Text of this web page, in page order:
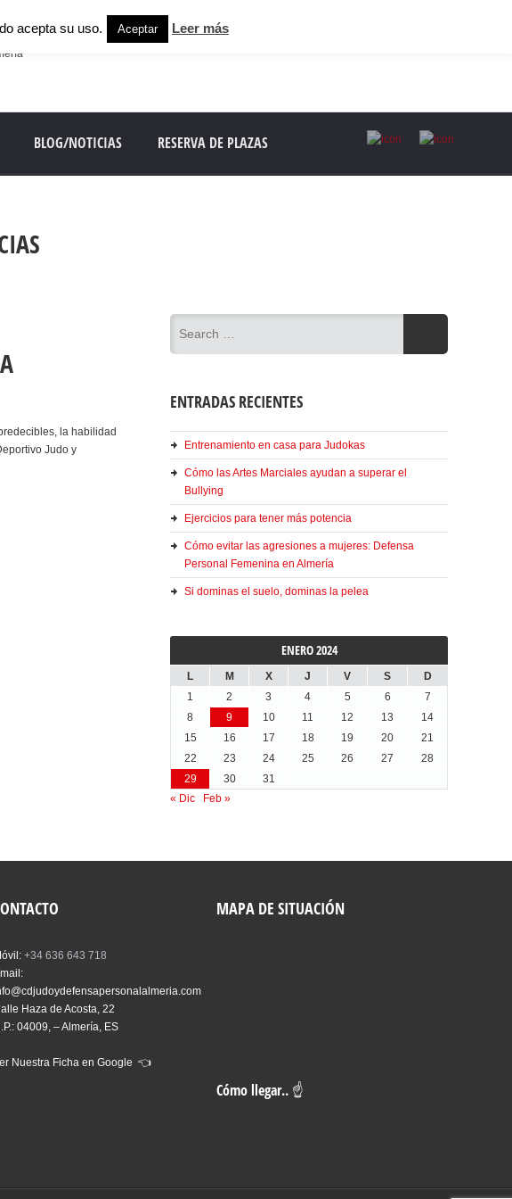
BLOG/NOTICIAS RESERVA DE PLAZAS
la habilidad
Judo y
ENTRADAS RECIENTES
Entrenamiento en casa para Judokas
Cómo las Artes Marciales ayudan a superar el
Bullying
Ejercicios para tener más potencia
Cómo evitar las agresiones a mujeres: Defensa
Personal Femenina en Almería
Si dominas el suelo, dominas la pelea
ENERO 2024
L M X J V S
D
1
2 3 4 5 6
7
8
9 10 11 12 13
14
15
16 17 18 19 20
21
22
23 24 25 26 27
28
29
30
31
« Dic
Feb »
+34 636 643 718
Haza de Acosta, 22
04009, – Almería, ES
Nuestra Ficha en Google 👈
MAPA DE SITUACIÓN
Cómo llegar.. ☝
acepta su uso. Aceptar Leer más